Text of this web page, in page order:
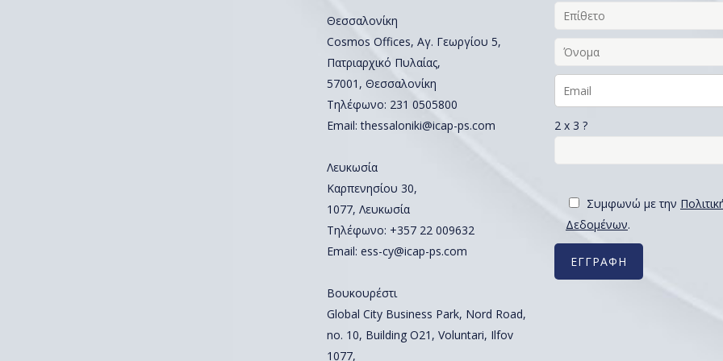
Θεσσαλονίκη
Cosmos Offices, Αγ. Γεωργίου 5,
Πατριαρχικό Πυλαίας,
57001, Θεσσαλονίκη
Τηλέφωνο: 231 0505800
Email:thessaloniki@icap-ps.com
Λευκωσία
Καρπενησίου 30,
1077, Λευκωσία
Τηλέφωνο: +357 22 009632
Email: ess-cy@icap-ps.com
Βουκουρέστι
Global City Business Park, Nord Road,
no. 10, Building O21, Voluntari, Ilfov
1077,
2 x 3 ?
Συμφωνώ με την
Δεδομένων.